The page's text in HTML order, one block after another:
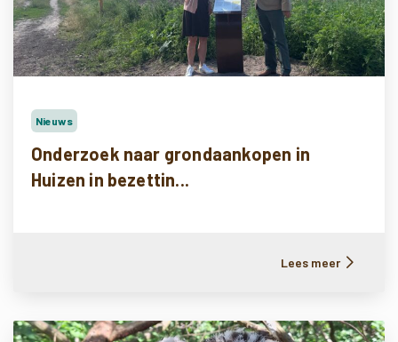
Nieuws
Onderzoek naar grondaankopen in
Huizen in bezettin...
Lees meer